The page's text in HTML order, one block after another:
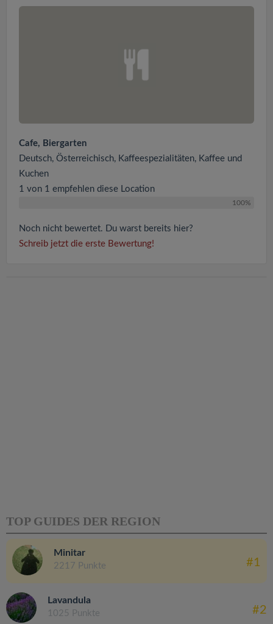
Cafe, Biergarten
Deutsch, Österreichisch, Kaffeespezialitäten, Kaffee und
Kuchen
1 von 1 empfehlen diese Location
100%
Noch nicht bewertet. Du warst bereits hier?
Schreib jetzt die erste Bewertung!
TOP GUIDES DER REGION
Minitar
2217 Punkte #1
Lavandula
1025 Punkte #2